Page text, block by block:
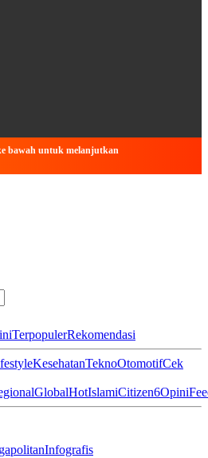
bawah untuk melanjutkan
TerpopulerRekomendasi
KesehatanTeknoOtomotifCek
GlobalHotIslamiCitizen6Opini
Infografis